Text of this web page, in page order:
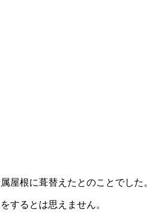
屋根に葺替えたとのことでした。
するとは思えません。